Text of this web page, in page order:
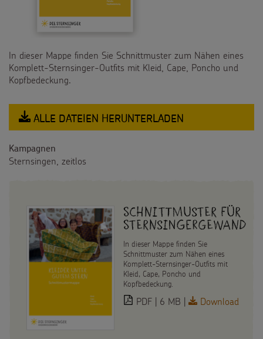
PROJEKTE
Umwelt
Bildung
Gesundheit
Kinderrechte
Kinderarbeit
Behinderung
Grundsätze der Projektarbeit
BILDUNGSMATERIAL
Für Schulen
Für die Kita
Für die Pfarrgemeinde
Martinsaktion
Weihnachten Weltweit
Basteln & Aktionen
Gottesdienstbausteine
SPENDEN
Pate werden
Spendenformular
Spendenmöglichkeiten
Unternehmensspenden
Sternsinger-Stiftung
Spende als Geschenk
Anlassspenden
FÜR KINDER
Die Sternsinger auf WhatsApp
Backen und Basteln
Videos
Sternsinger-Steckbrief
Spiele
Werde Sternsinger!
Presse
Kontakt
Suche
Suchbegriff
In dieser Mappe finden Sie Schnittmuster zum Nähen eines
Komplett-Sternsinger-Outfits mit Kleid, Cape, Poncho und
Kopfbedeckung.
ALLE DATEIEN HERUNTERLADEN
Kampagnen
Sternsingen, zeitlos
Schnittmuster für
Sternsingergewand
In dieser Mappe finden Sie
Schnittmuster zum Nähen eines
Komplett-Sternsinger-Outfits mit
Kleid, Cape, Poncho und
Kopfbedeckung.
PDF | 6 MB | Download